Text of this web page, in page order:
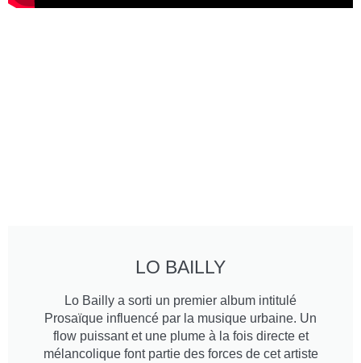
LO BAILLY
Lo Bailly a sorti un premier album intitulé
Prosaïque influencé par la musique urbaine. Un
flow puissant et une plume à la fois directe et
mélancolique font partie des forces de cet artiste